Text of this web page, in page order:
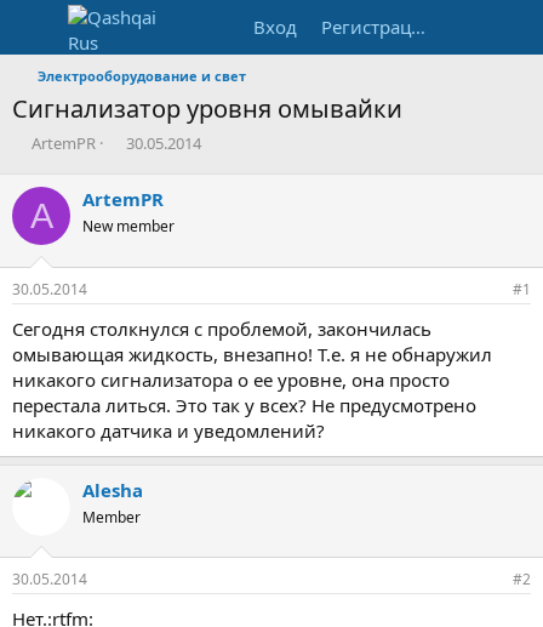
Вход Регистрация
Электрооборудование и свет
Сигнализатор уровня омывайки
А
т
о
р
т
е
м
ArtemPR
Д
а
н
ч
а
30.05.2014
A ArtemPR
New member
30.05.2014 #1
Сегодня столкнулся с проблемой, закончилась
омывающая жидкость, внезапно! Т.е. я не обнаружил
никакого сигнализатора о ее уровне, она просто
перестала литься. Это так у всех? Не предусмотрено
никакого датчика и уведомлений?
Alesha
Member
30.05.2014 #2
Нет.:rtfm: